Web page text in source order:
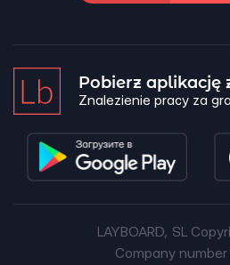
Pobierz aplikację
Znalezienie pracy za
LAYBOARD, SL
Company number